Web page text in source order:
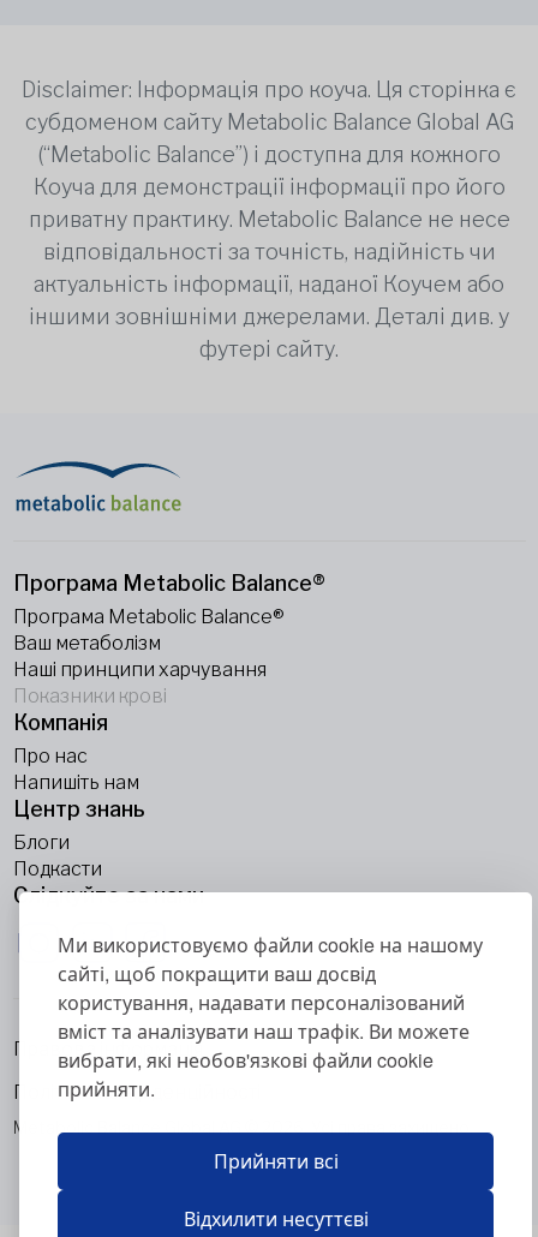
Ми використовуємо файли cookie на нашому
сайті, щоб покращити ваш досвід
користування, надавати персоналізований
вміст та аналізувати наш трафік. Ви можете
вибрати, які необов'язкові файли cookie
прийняти.
Прийняти всі
Відхилити несуттєві
Disclaimer: Інформація про коуча. Ця сторінка є
субдоменом сайту Metabolic Balance Global AG
(“Metabolic Balance”) і доступна для кожного
Коуча для демонстрації інформації про його
приватну практику. Metabolic Balance не несе
відповідальності за точність, надійність чи
актуальність інформації, наданої Коучем або
іншими зовнішніми джерелами. Деталі див. у
футері сайту.
Програма Metabolic Balance®
Програма Metabolic Balance®
Ваш метаболізм
Наші принципи харчування
Показники крові
Компанія
Про нас
Напишіть нам
Центр знань
Блоги
Подкасти
Слідкуйте за нами
Metabolic Balance Global AG © 2026. Усі права захищено.
Правова інформація
Політика конфіденційності